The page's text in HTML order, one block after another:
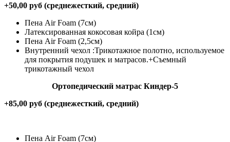
+50,00 руб (среднежесткий, средний)
Пена Air Foam (7см)
Латексированная кокосовая койра (1см)
Пена Air Foam (2,5см)
Внутренний чехол :Трикотажное полотно, используемое
для покрытия подушек и матрасов.+Съемный
трикотажный чехол
Ортопедический матрас Киндер-5
+85,00 руб (среднежесткий, средний)
Пена Air Foam (7см)